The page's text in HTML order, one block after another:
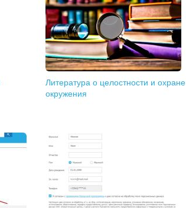
Литература о целостности и охране
окружения